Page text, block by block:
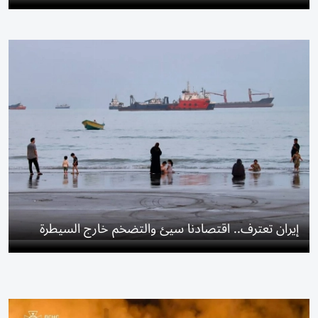
إيران تعترف.. اقتصادنا سيئ والتضخم خارج السيطرة